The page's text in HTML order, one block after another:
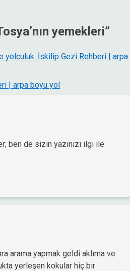
yemekleri”
yolculuk: İskilip Gezi Rehberi | arpa
| arpa boyu yol
ben de sizin yazınızı ilgi ile
arama yapmak geldi aklıma ve
yerleşen kokular hiç bir